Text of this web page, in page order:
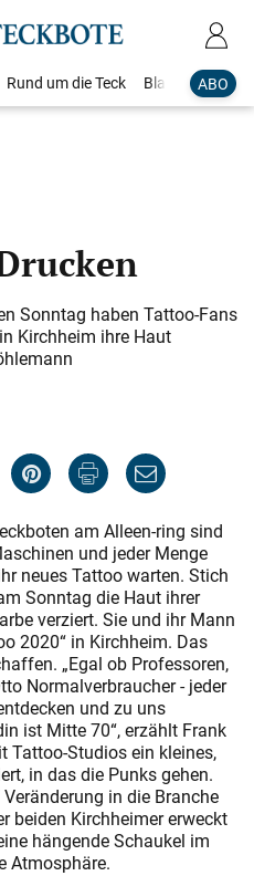
ABO
Rund um die Teck Blaulicht
Sonntag haben Tattoo-Fans
Kirchheim ihre Haut
am Alleen-ring sind
und jeder Menge
neues Tattoo warten. Stich
Sonntag die Haut ihrer
verziert. Sie und ihr Mann
2020“ in Kirchheim. Das
„Egal ob Professoren,
Normalverbraucher - jeder
und zu uns
ist Mitte 70“, erzählt Frank
Tattoo-Studios ein kleines,
in das die Punks gehen.
in die Branche
beiden Kirchheimer erweckt
hängende Schaukel im
Atmosphäre.